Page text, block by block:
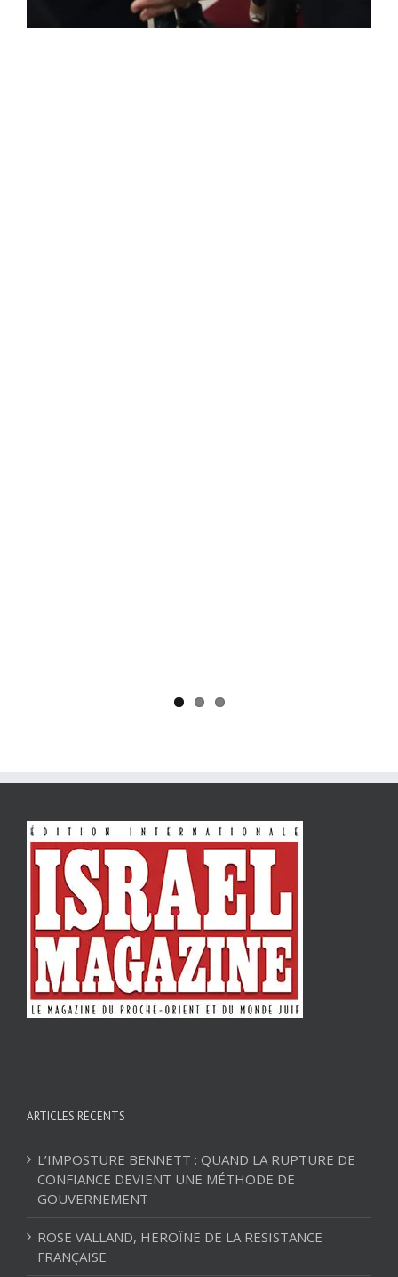
ARTICLES RÉCENTS
L’IMPOSTURE BENNETT : QUAND LA RUPTURE DE
CONFIANCE DEVIENT UNE MÉTHODE DE
GOUVERNEMENT
ROSE VALLAND, HEROÏNE DE LA RESISTANCE
FRANÇAISE